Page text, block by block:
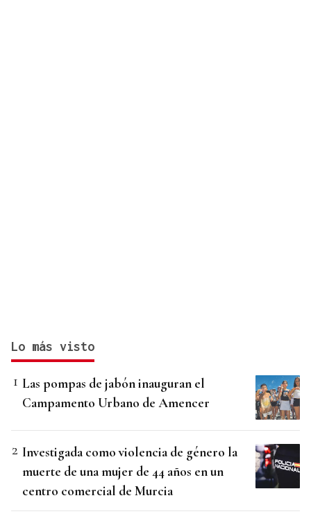
Lo más visto
Las pompas de jabón inauguran el
Campamento Urbano de Amencer
Investigada como violencia de género la
muerte de una mujer de 44 años en un
centro comercial de Murcia